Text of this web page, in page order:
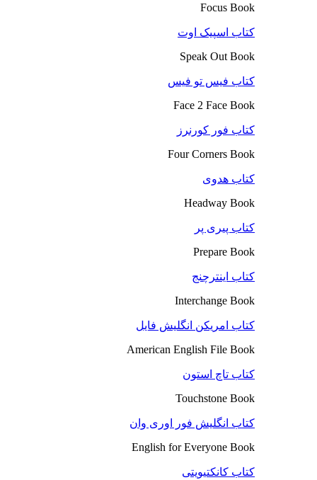
Focus Book
کتاب اسپیک اوت
Speak Out Book
کتاب فیس تو فیس
Face 2 Face Book
کتاب فور کورنرز
Four Corners Book
کتاب هدوی
Headway Book
کتاب پیری پر
Prepare Book
کتاب اینترچنج
Interchange Book
کتاب امریکن انگلیش فایل
American English File Book
کتاب تاچ استون
Touchstone Book
کتاب انگلیش فور اوری وان
English for Everyone Book
کتاب کانکتیویتی